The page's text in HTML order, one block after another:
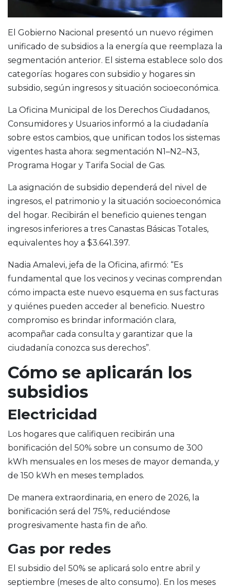
El Gobierno Nacional presentó un nuevo régimen
unificado de subsidios a la energía que reemplaza la
segmentación anterior. El sistema establece solo dos
categorías: hogares con subsidio y hogares sin
subsidio, según ingresos y situación socioeconómica.
La Oficina Municipal de los Derechos Ciudadanos,
Consumidores y Usuarios informó a la ciudadanía
sobre estos cambios, que unifican todos los sistemas
vigentes hasta ahora: segmentación N1–N2–N3,
Programa Hogar y Tarifa Social de Gas.
La asignación de subsidio dependerá del nivel de
ingresos, el patrimonio y la situación socioeconómica
del hogar. Recibirán el beneficio quienes tengan
ingresos inferiores a tres Canastas Básicas Totales,
equivalentes hoy a $3.641.397.
Nadia Amalevi, jefa de la Oficina, afirmó: “Es
fundamental que los vecinos y vecinas comprendan
cómo impacta este nuevo esquema en sus facturas
y quiénes pueden acceder al beneficio. Nuestro
compromiso es brindar información clara,
acompañar cada consulta y garantizar que la
ciudadanía conozca sus derechos”.
Cómo se aplicarán los
subsidios
Electricidad
Los hogares que califiquen recibirán una
bonificación del 50% sobre un consumo de 300
kWh mensuales en los meses de mayor demanda, y
de 150 kWh en meses templados.
De manera extraordinaria, en enero de 2026, la
bonificación será del 75%, reduciéndose
progresivamente hasta fin de año.
Gas por redes
El subsidio del 50% se aplicará solo entre abril y
septiembre (meses de alto consumo). En los meses